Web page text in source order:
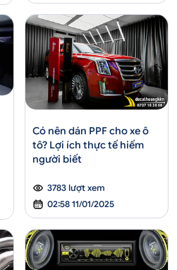
Có nên dán PPF cho xe ô
tô? Lợi ích thực tế hiếm
người biết
3783 lượt xem
02:58 11/01/2025